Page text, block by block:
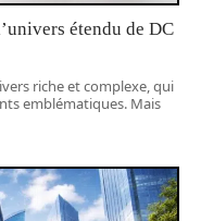
étendu de DC
riche et complexe, qui
emblématiques. Mais